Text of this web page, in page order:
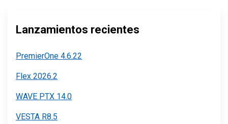
Lanzamientos recientes
PremierOne 4.6.22
Flex 2026.2
WAVE PTX 14.0
VESTA R8.5